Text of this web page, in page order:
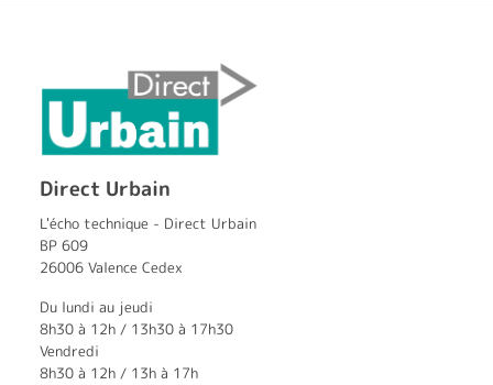
Direct Urbain
L'écho technique - Direct Urbain
BP 609
26006 Valence Cedex
Du lundi au jeudi
8h30 à 12h / 13h30 à 17h30
Vendredi
8h30 à 12h / 13h à 17h